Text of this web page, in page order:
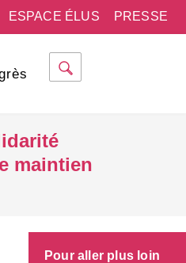
PRESSE
ESPACE ÉLUS
maintien
Pour aller plus loin